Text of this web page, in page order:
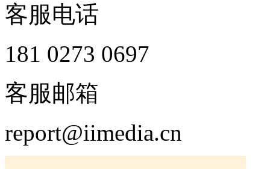
客服电话
181 0273 0697
客服邮箱
report@iimedia.cn